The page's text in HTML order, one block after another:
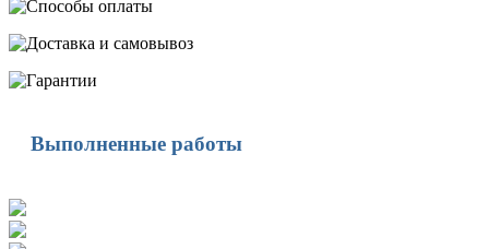
Выполненные работы